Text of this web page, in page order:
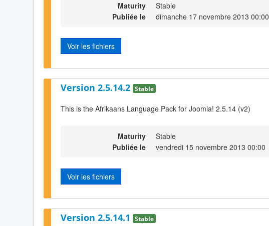
Maturity
Stable
Publiée le
dimanche 17 novembre 2013 00:00
Voir les fichiers
Version 2.5.14.2 Stable
This is the Afrikaans Language Pack for Joomla! 2.5.14 (v2)
Maturity
Stable
Publiée le
vendredi 15 novembre 2013 00:00
Voir les fichiers
Version 2.5.14.1 Stable